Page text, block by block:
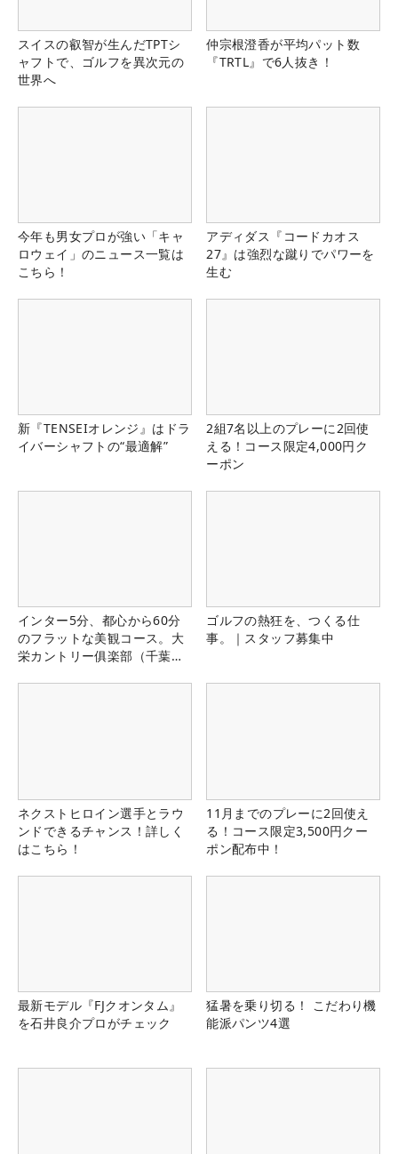
スイスの叡智が生んだTPTシ
ャフトで、ゴルフを異次元の
世界へ
仲宗根澄香が平均パット数
『TRTL』で6人抜き！
今年も男女プロが強い「キャ
ロウェイ」のニュース一覧は
こちら！
アディダス『コードカオス
27』は強烈な蹴りでパワーを
生む
新『TENSEIオレンジ』はドラ
イバーシャフトの“最適解”
2組7名以上のプレーに2回使
える！コース限定4,000円ク
ーポン
インター5分、都心から60分
のフラットな美観コース。大
栄カントリー俱楽部（千葉
ゴルフの熱狂を、つくる仕
事。｜スタッフ募集中
ネクストヒロイン選手とラウ
ンドできるチャンス！詳しく
はこちら！
11月までのプレーに2回使え
る！コース限定3,500円クー
ポン配布中！
最新モデル『FJクオンタム』
を石井良介プロがチェック
猛暑を乗り切る！ こだわり機
能派パンツ4選